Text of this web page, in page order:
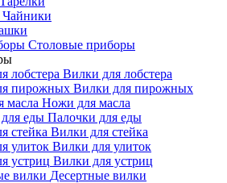
Чайники
Cтоловые приборы
Вилки для лобстера
Вилки для пирожных
Ножи для масла
Палочки для еды
Вилки для стейка
Вилки для улиток
Вилки для устриц
Десертные вилки